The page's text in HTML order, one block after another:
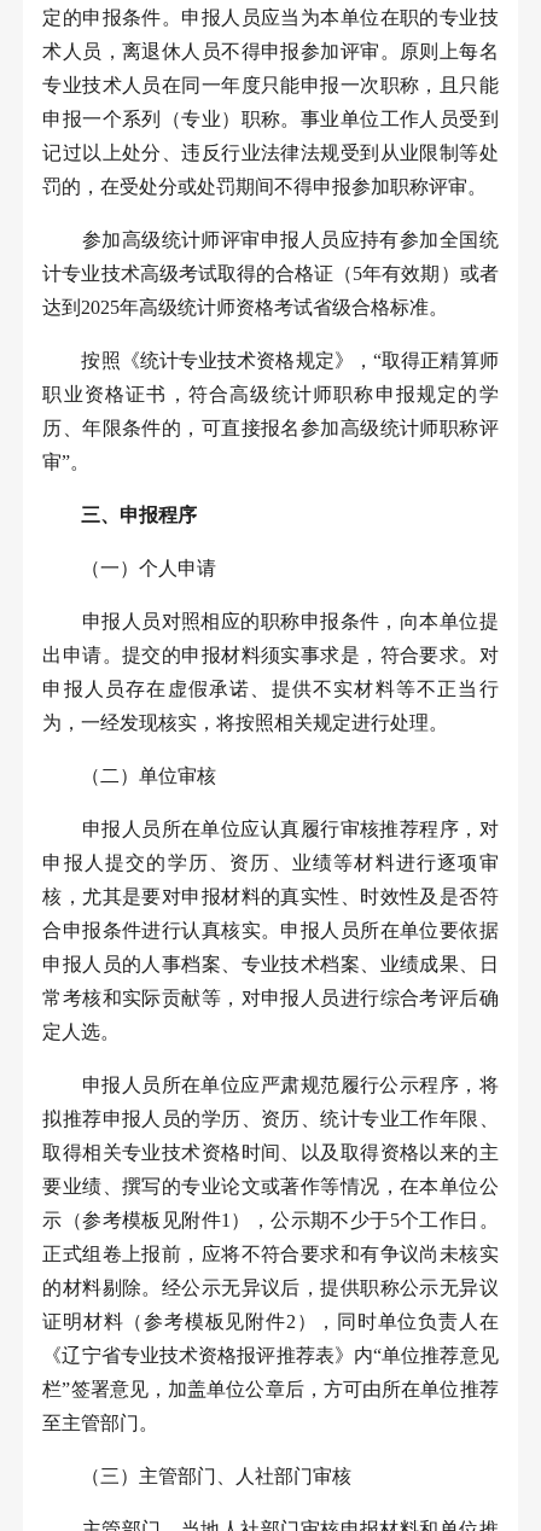
定的申报条件。申报人员应当为本单位在职的专业技
术人员，离退休人员不得申报参加评审。原则上每名
专业技术人员在同一年度只能申报一次职称，且只能
申报一个系列（专业）职称。事业单位工作人员受到
记过以上处分、违反行业法律法规受到从业限制等处
罚的，在受处分或处罚期间不得申报参加职称评审。
参加高级统计师评审申报人员应持有参加全国统
计专业技术高级考试取得的合格证（5年有效期）或者
达到 2025年高级统计师资格考试省级合格标准。
按照《统计专业技术资格规定》，“取得正精算师
职业资格证书，符合高级统计师职称申报规定的学
历、年限条件的，可直接报名参加高级统计师职称评
审”。
三、申报程序
（一）个人申请
申报人员对照相应的职称申报条件，向本单位提
出申请。提交的申报材料须实事求是，符合要求。对
申报人员存在虚假承诺、提供不实材料等不正当行
为，一经发现核实，将按照相关规定进行处理。
（二）单位审核
申报人员所在单位应认真履行审核推荐程序，对
申报人提交的学历、资历、业绩等材料进行逐项审
核，尤其是要对申报材料的真实性、时效性及是否符
合申报条件进行认真核实。申报人员所在单位要依据
申报人员的人事档案、专业技术档案、业绩成果、日
常考核和实际贡献等，对申报人员进行综合考评后确
定人选。
申报人员所在单位应严肃规范履行公示程序，将
拟推荐申报人员的学历、资历、统计专业工作年限、
取得相关专业技术资格时间、以及取得资格以来的主
要业绩、撰写的专业论文或著作等情况，在本单位公
示（参考模板见附件1 ），公示期不少于5个工作日。
正式组卷上报前，应将不符合要求和有争议尚未核实
的材料剔除。经公示无异议后，提供职称公示无异议
证明材料（参考模板见附件2 ），同时单位负责人在
《辽宁省专业技术资格报评推荐表》内“单位推荐意见
栏”签署意见，加盖单位公章后，方可由所在单位推荐
至主管部门。
（三）主管部门、人社部门审核